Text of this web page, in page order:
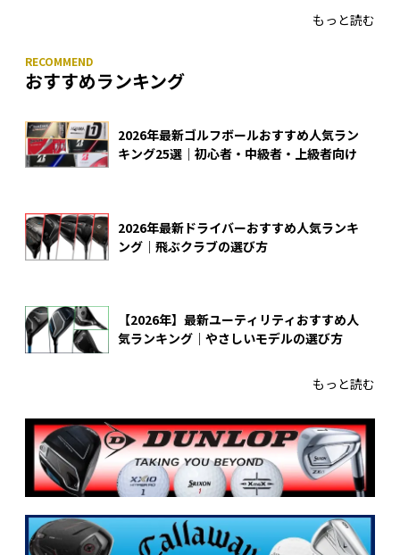
もっと読む
おすすめランキング
2026年最新ゴルフボールおすすめ人気ラン
キング25選｜初心者・中級者・上級者向け
2026年最新ドライバーおすすめ人気ランキ
ング｜飛ぶクラブの選び方
【2026年】最新ユーティリティおすすめ人
気ランキング｜やさしいモデルの選び方
もっと読む